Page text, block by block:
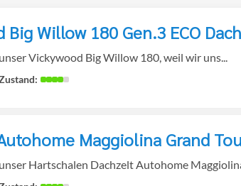
Big Willow 180 Gen.3 ECO
Vickywood Big Willow 180, weil wir uns...
Maggiolina Grand
Hartschalen Dachzelt Autohome